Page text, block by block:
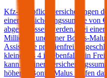
Kfz-Haftpflichtversicherungen
einer Versicherungssumme von
abgeschlossen werden. Bei
Millionen und einer Bonus-
Assistance prämienfrei
kleiner als 4 ist ebenfalls ein
kann ab einer
höheren Bonus-Malus Stufen